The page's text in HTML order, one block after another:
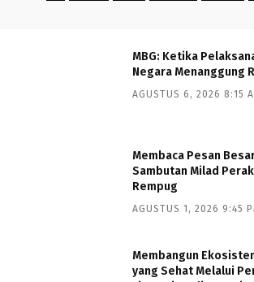
MBG: Ketika
Negara Menanggung
AGUSTUS 6, 2026 8:15
Membaca Pesan
Sambutan Milad
Rempug
AGUSTUS 1, 2026 9:45
Membangun
yang Sehat Melalui